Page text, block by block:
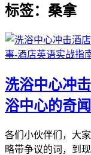
标签：桑拿
洗浴中心冲
浴中心的奇
各们小伙伴们，大
略带争议的词，到